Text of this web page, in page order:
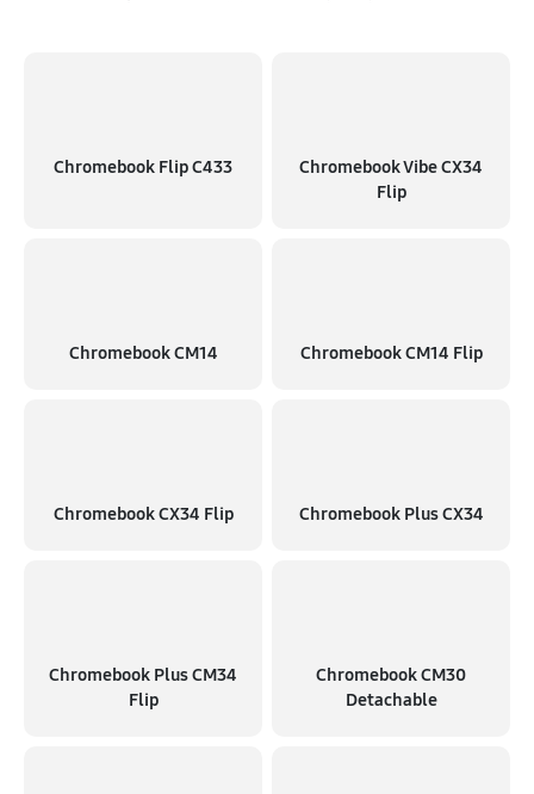
Chromebook Flip C433
Chromebook Vibe CX34
Flip
Chromebook CM14 Chromebook CM14 Flip
Chromebook CX34 Flip Chromebook Plus CX34
Chromebook Plus CM34
Flip
Chromebook CM30
Detachable